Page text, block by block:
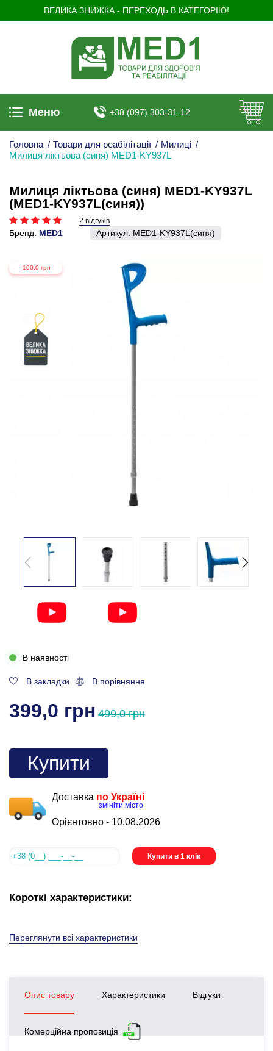
ВЕЛИКА ЗНИЖКА - ПЕРЕХОДЬ В КАТЕГОРІЮ!
Меню +38 (097) 303-31-12
Головна / Товари для реабілітації / Милиці /
Милиця ліктьова (синя) MED1-KY937L
Милиця ліктьова (синя) MED1-KY937L
(MED1-KY937L(синя))
2 відгуків
Бренд: MED1 Артикул: MED1-KY937L(синя)
-100,0 грн
В наявності
В закладки В порівняння
399,0 грн 499,0 грн
Купити
Доставка по Україні
змініти місто
Орієнтовно - 10.08.2026
Купити в 1 клік
Короткі характеристики:
Переглянути всі характеристики
Опис товару Характеристики Відгуки
Комерційна пропозиція